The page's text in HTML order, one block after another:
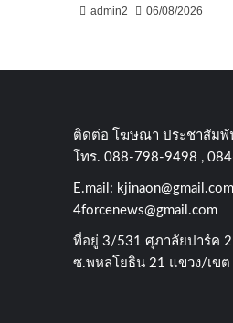
admin2 06/08/2026
ติดต่อ​ โฆษณา​ ประชาสัมพั
โทร​. 088-798-9498 ,
E.mail: kjinaon@gmail.com
4forcenews@gmail.com
ที่อยู่​ 3/531​ ศุภาลัยปาร์ค​ 2
ซ.พหลโยธิน​ 21​ แขวง/เขต​